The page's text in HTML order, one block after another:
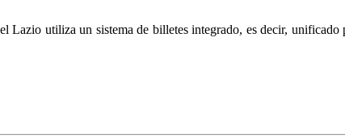
Lazio utiliza un sistema de billetes integrado, es decir, unificado